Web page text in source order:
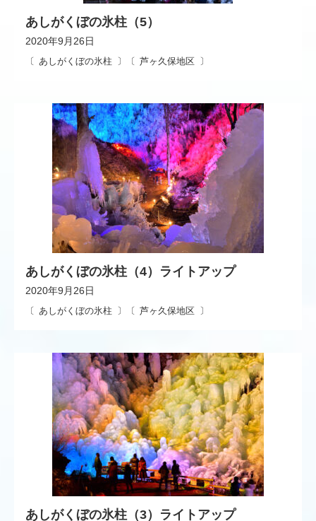
2020年9月26日
あしがくぼの氷柱 芦ヶ久保地区
あしがくぼの氷柱（5）
2020年9月26日
あしがくぼの氷柱 芦ヶ久保地区
あしがくぼの氷柱（4）ライトアップ
あしがくぼの氷柱（3）ライトアップ